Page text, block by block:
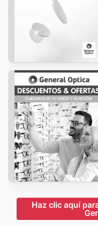
Haz clic aquí